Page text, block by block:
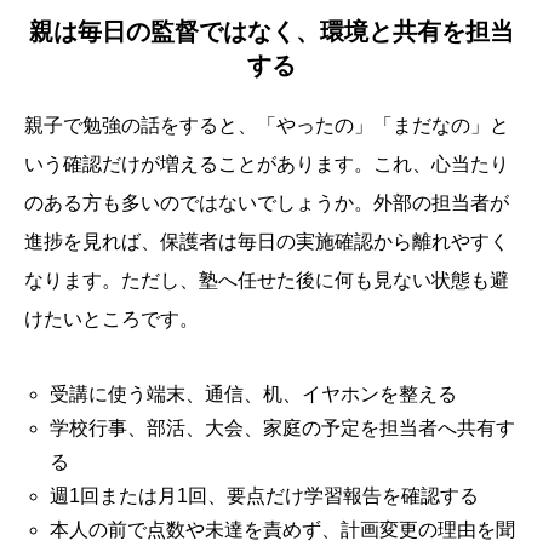
親は毎日の監督ではなく、環境と共有を担当
する
親子で勉強の話をすると、「やったの」「まだなの」と
いう確認だけが増えることがあります。これ、心当たり
のある方も多いのではないでしょうか。外部の担当者が
進捗を見れば、保護者は毎日の実施確認から離れやすく
なります。ただし、塾へ任せた後に何も見ない状態も避
けたいところです。
受講に使う端末、通信、机、イヤホンを整える
学校行事、部活、大会、家庭の予定を担当者へ共有す
る
週1回または月1回、要点だけ学習報告を確認する
本人の前で点数や未達を責めず、計画変更の理由を聞